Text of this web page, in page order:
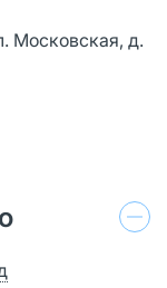
Московская, д.